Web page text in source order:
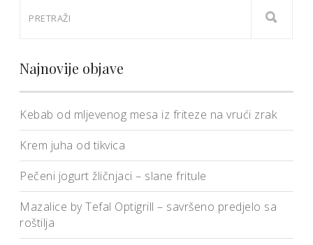
Najnovije objave
Kebab od mljevenog mesa iz friteze na vrući zrak
Krem juha od tikvica
Pečeni jogurt žličnjaci – slane fritule
Mazalice by Tefal Optigrill – savršeno predjelo sa
roštilja